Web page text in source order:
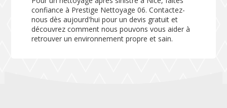
confiance à Prestige Nettoyage 06. Contactez-
nous dès aujourd'hui pour un devis gratuit et
découvrez comment nous pouvons vous aider à
retrouver un environnement propre et sain.